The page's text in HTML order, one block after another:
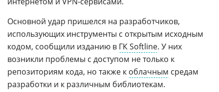
Основной удар пришелся на разработчиков,
использующих инструменты с открытым исходным
кодом, сообщили изданию в ГК Softline. У них
возникли проблемы с доступом не только к
репозиториям кода, но также к облачным средам
разработки и к различным библиотекам.